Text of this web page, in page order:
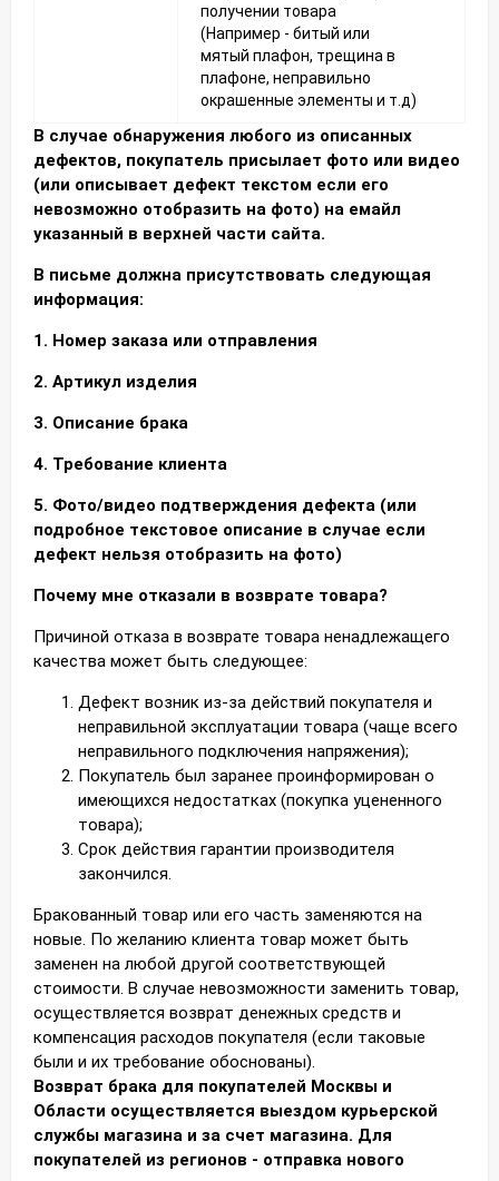
получении товара
(Например - битый или
мятый плафон, трещина в
плафоне, неправильно
окрашенные элементы и т.д)
В случае обнаружения любого из описанных
дефектов, покупатель присылает фото или видео
(или описывает дефект текстом если его
невозможно отобразить на фото) на емайл
указанный в верхней части сайта.
В письме должна присутствовать следующая
информация:
1. Номер заказа или отправления
2. Артикул изделия
3. Описание брака
4. Требование клиента
5. Фото/видео подтверждения дефекта (или
подробное текстовое описание в случае если
дефект нельзя отобразить на фото)
Почему мне отказали в возврате товара?
Причиной отказа в возврате товара ненадлежащего
качества может быть следующее:
Дефект возник из-за действий покупателя и
неправильной эксплуатации товара (чаще всего
неправильного подключения напряжения);
Покупатель был заранее проинформирован о
имеющихся недостатках (покупка уцененного
товара);
Срок действия гарантии производителя
закончился.
Бракованный товар или его часть заменяются на
новые. По желанию клиента товар может быть
заменен на любой другой соответствующей
стоимости. В случае невозможности заменить товар,
осуществляется возврат денежных средств и
компенсация расходов покупателя (если таковые
были и их требование обоснованы).
Возврат брака для покупателей Москвы и
Области осуществляется выездом курьерской
службы магазина и за счет магазина. Для
покупателей из регионов - отправка нового